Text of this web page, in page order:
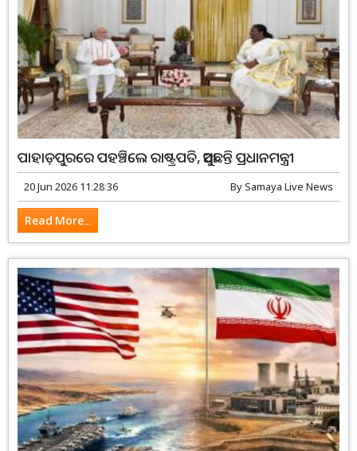
ପାହାଡ଼ପୁରରେ ପହଞ୍ଚିଲେ ରାଷ୍ଟ୍ରପତି, ଆସୁଛନ୍ତି ପ୍ରଧାନମନ୍ତ୍ରୀ
20 Jun 2026 11:28:36 BySamaya Live News
Read More...